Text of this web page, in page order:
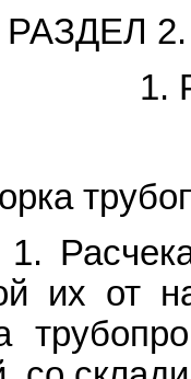
РАЗДЕЛ
1.
их от